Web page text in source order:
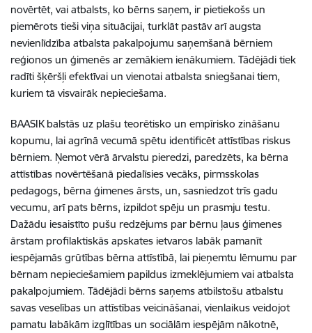
novērtēt, vai atbalsts, ko bērns saņem, ir pietiekošs un
piemērots tieši viņa situācijai, turklāt pastāv arī augsta
nevienlīdzība atbalsta pakalpojumu saņemšanā bērniem
reģionos un ģimenēs ar zemākiem ienākumiem. Tādējādi tiek
radīti šķēršļi efektīvai un vienotai atbalsta sniegšanai tiem,
kuriem tā visvairāk nepieciešama.
BAASIK balstās uz plašu teorētisko un empīrisko zināšanu
kopumu, lai agrīnā vecumā spētu identificēt attīstības riskus
bērniem. Ņemot vērā ārvalstu pieredzi, paredzēts, ka bērna
attīstības novērtēšanā piedalīsies vecāks, pirmsskolas
pedagogs, bērna ģimenes ārsts, un, sasniedzot trīs gadu
vecumu, arī pats bērns, izpildot spēju un prasmju testu.
Dažādu iesaistīto pušu redzējums par bērnu ļaus ģimenes
ārstam profilaktiskās apskates ietvaros labāk pamanīt
iespējamās grūtības bērna attīstībā, lai pieņemtu lēmumu par
bērnam nepieciešamiem papildus izmeklējumiem vai atbalsta
pakalpojumiem. Tādējādi bērns saņems atbilstošu atbalstu
savas veselības un attīstības veicināšanai, vienlaikus veidojot
pamatu labākām izglītības un sociālām iespējām nākotnē,